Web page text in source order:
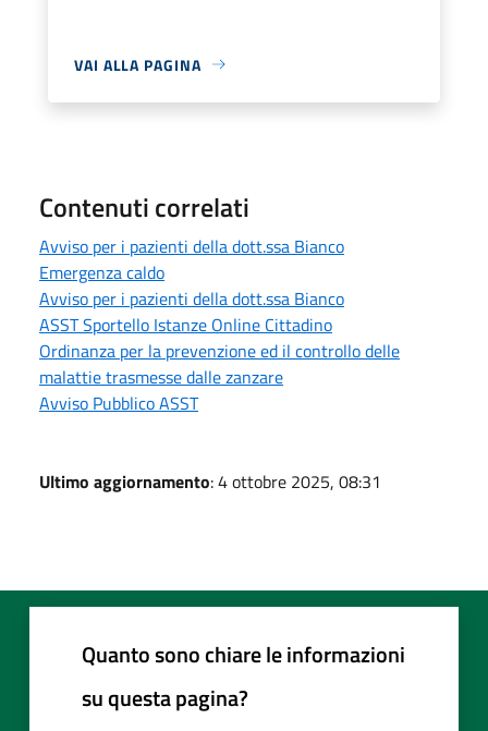
VAI ALLA PAGINA
Contenuti correlati
Avviso per i pazienti della dott.ssa Bianco
Emergenza caldo
Avviso per i pazienti della dott.ssa Bianco
ASST Sportello Istanze Online Cittadino
Ordinanza per la prevenzione ed il controllo delle
malattie trasmesse dalle zanzare
Avviso Pubblico ASST
Ultimo aggiornamento: 4 ottobre 2025, 08:31
Quanto sono chiare le informazioni
su questa pagina?